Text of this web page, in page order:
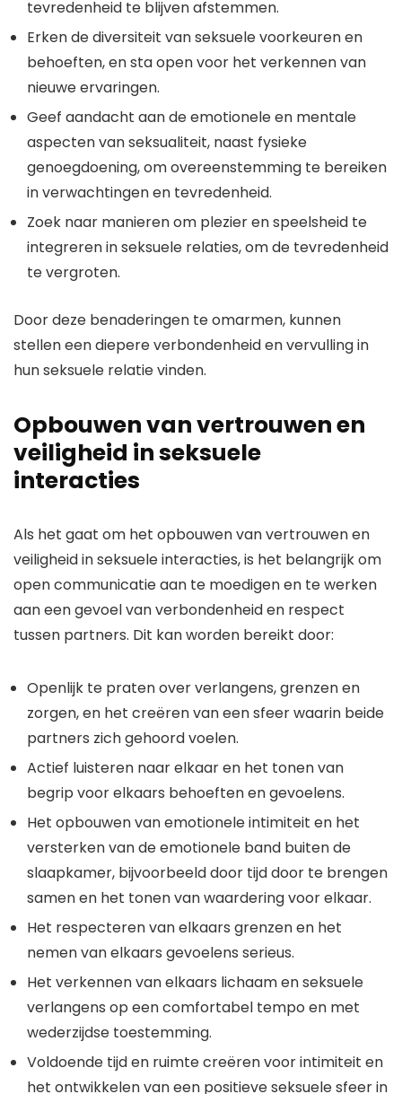
tevredenheid te blijven afstemmen.
Erken de diversiteit van seksuele voorkeuren en
behoeften, en sta open voor het verkennen van
nieuwe ervaringen.
Geef aandacht aan de emotionele en mentale
aspecten van seksualiteit, naast fysieke
genoegdoening, om overeenstemming te bereiken
in verwachtingen en tevredenheid.
Zoek naar manieren om plezier en speelsheid te
integreren in seksuele relaties, om de tevredenheid
te vergroten.
Door deze benaderingen te omarmen, kunnen
stellen een diepere verbondenheid en vervulling in
hun seksuele relatie vinden.
Opbouwen van vertrouwen en
veiligheid in seksuele
interacties
Als het gaat om het opbouwen van vertrouwen en
veiligheid in seksuele interacties, is het belangrijk om
open communicatie aan te moedigen en te werken
aan een gevoel van verbondenheid en respect
tussen partners. Dit kan worden bereikt door:
Openlijk te praten over verlangens, grenzen en
zorgen, en het creëren van een sfeer waarin beide
partners zich gehoord voelen.
Actief luisteren naar elkaar en het tonen van
begrip voor elkaars behoeften en gevoelens.
Het opbouwen van emotionele intimiteit en het
versterken van de emotionele band buiten de
slaapkamer, bijvoorbeeld door tijd door te brengen
samen en het tonen van waardering voor elkaar.
Het respecteren van elkaars grenzen en het
nemen van elkaars gevoelens serieus.
Het verkennen van elkaars lichaam en seksuele
verlangens op een comfortabel tempo en met
wederzijdse toestemming.
Voldoende tijd en ruimte creëren voor intimiteit en
het ontwikkelen van een positieve seksuele sfeer in